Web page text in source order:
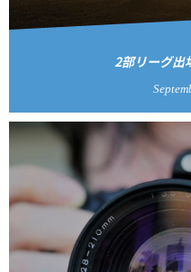
2部リーグ出